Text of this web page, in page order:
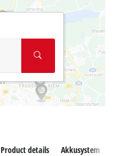
Product details Akkusystem